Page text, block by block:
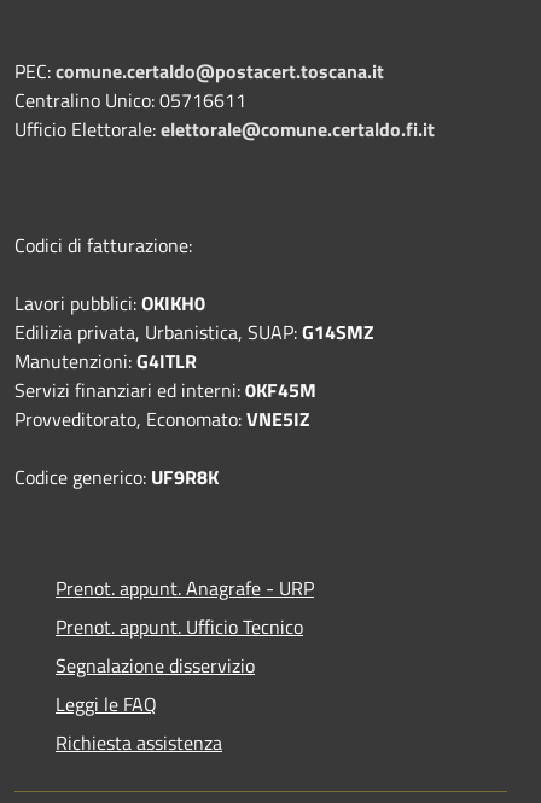
PEC:comune.certaldo@postacert.toscana.it
Centralino Unico: 05716611
Ufficio Elettorale:elettorale@comune.certaldo.fi.it
Codici di fatturazione:
Lavori pubblici:OKIKH0
Edilizia privata, Urbanistica, SUAP:G14SMZ
Manutenzioni:G4ITLR
Servizi finanziari ed interni:0KF45M
Provveditorato, Economato:VNE5IZ
Codice generico: UF9R8K
Prenot. appunt. Anagrafe - URP
Prenot. appunt. Ufficio Tecnico
Segnalazione disservizio
Leggi le FAQ
Richiesta assistenza